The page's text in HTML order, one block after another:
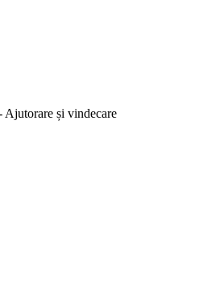
Ajutorare și vindecare